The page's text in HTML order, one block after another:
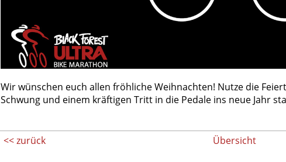
Wir wünschen euch allen fröhliche Weihnachten! Nutze die
Schwung und einem kräftigen Tritt in die Pedale ins neue Jahr
<< zurück Übersicht